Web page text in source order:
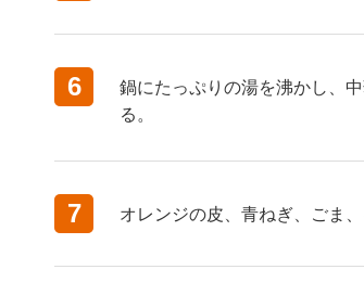
6
鍋にたっぷりの湯を沸かし、
る。
7 オレンジの皮、青ねぎ、ごま、